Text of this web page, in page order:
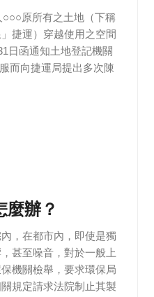
原所有之土地（下稱
捷運）穿越使用之空間
日函通知土地登記機關
而向捷運局提出多次陳
辦？
，在都市內，即使是獨
甚至噪音，對於一般上
機關檢舉，要求環保局
規定請求法院制止其製